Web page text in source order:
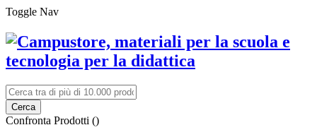
Toggle Nav
Cerca
Confronta Prodotti ()